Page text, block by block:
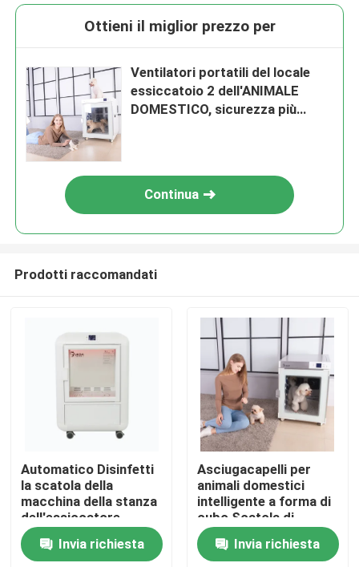
Prodotti
Circa noi
Ottieni il miglior prezzo per
Ventilatori portatili del locale
essiccatoio 2 dell'ANIMALE
DOMESTICO, sicurezza più
Continua
Prodotti raccomandati
Automatico Disinfetti
la scatola della
macchina della stanza
dell'essiccatore
dell'animale
domestico per
Invia richiesta
Asciugacapelli per
animali domestici
intelligente a forma di
cubo Scatola di
asciugatura
automatica per animali
Invia richiesta